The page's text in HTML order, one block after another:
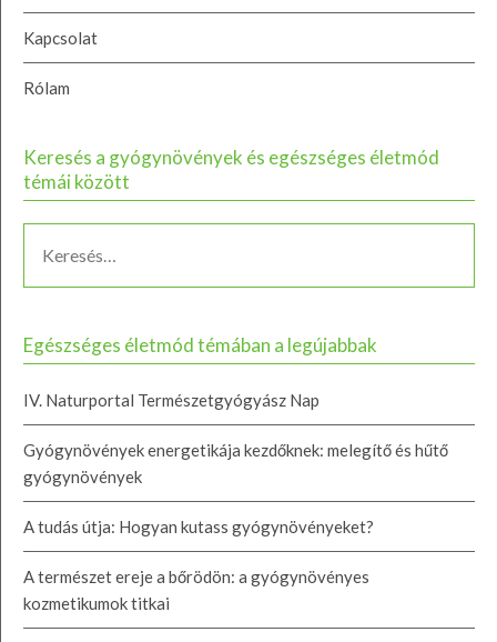
Kapcsolat
Rólam
Keresés a gyógynövények és egészséges életmód
témái között
Egészséges életmód témában a legújabbak
IV. Naturportal Természetgyógyász Nap
Gyógynövények energetikája kezdőknek: melegítő és hűtő
gyógynövények
A tudás útja: Hogyan kutass gyógynövényeket?
A természet ereje a bőrödön: a gyógynövényes
kozmetikumok titkai